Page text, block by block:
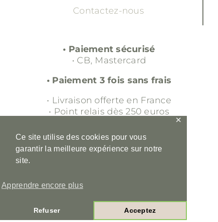
Ce site utilise des cookies pour vous
garantir la meilleure expérience sur notre
site.
Apprendre encore plus
Refuser Acceptez
✕
Contactez-nous
• Paiement sécurisé
• CB, Mastercard
• Paiement 3 fois sans frais
• Livraison offerte en France
• Point relais dès 250 euros
• Retour gratuit sous 30 jours
• Service client